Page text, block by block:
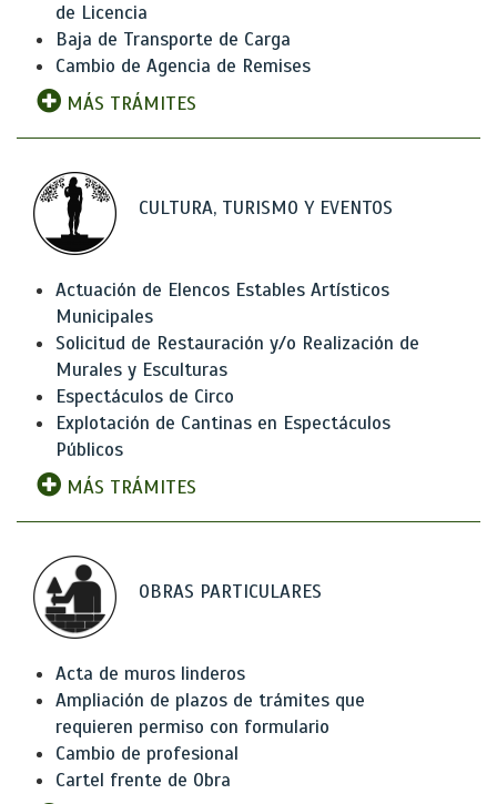
de Licencia
Baja de Transporte de Carga
Cambio de Agencia de Remises
MÁS TRÁMITES
CULTURA, TURISMO Y EVENTOS
Actuación de Elencos Estables Artísticos
Municipales
Solicitud de Restauración y/o Realización de
Murales y Esculturas
Espectáculos de Circo
Explotación de Cantinas en Espectáculos
Públicos
MÁS TRÁMITES
OBRAS PARTICULARES
Acta de muros linderos
Ampliación de plazos de trámites que
requieren permiso con formulario
Cambio de profesional
Cartel frente de Obra